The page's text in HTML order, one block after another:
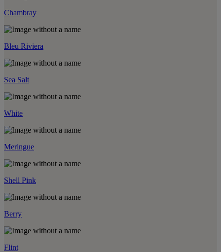
Chambray
Bleu Riviera
Sea Salt
White
Meringue
Shell Pink
Berry
Flint